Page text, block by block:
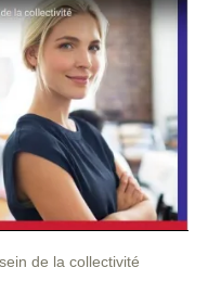
de la collectivité